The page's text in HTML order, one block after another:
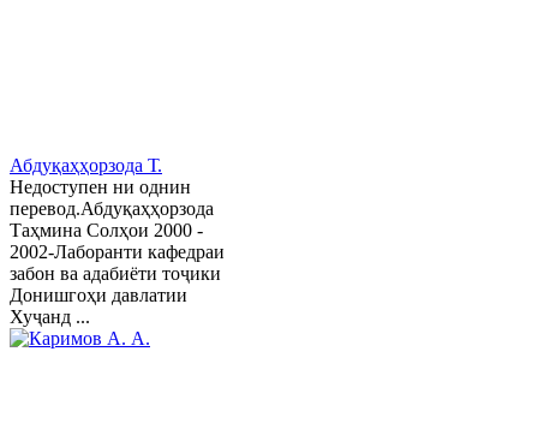
Абдуқаҳҳорзода Т.
Недоступен ни однин
перевод.Абдуқаҳҳорзода
Таҳмина Солҳои 2000 -
2002-Лаборанти кафедраи
забон ва адабиёти тоҷики
Донишгоҳи давлатии
Хуҷанд ...